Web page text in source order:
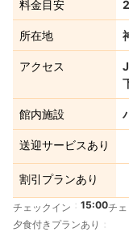
料金目安
所在地
アクセス
館内施設
送迎サービスあり
割引プランあり
チェックイン 15:00チェ
夕食付きプランあり